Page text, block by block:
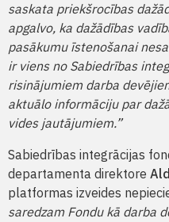
saskata priekšrocības
apgalvo, ka dažādības
pasākumu īstenošanai
ir viens no Sabiedrības
risinājumiem darba
aktuālo informāciju par
vides jautājumiem.”
Sabiedrības integrācijas
departamenta direktore
platformas izveides
saredzam Fondu kā darba